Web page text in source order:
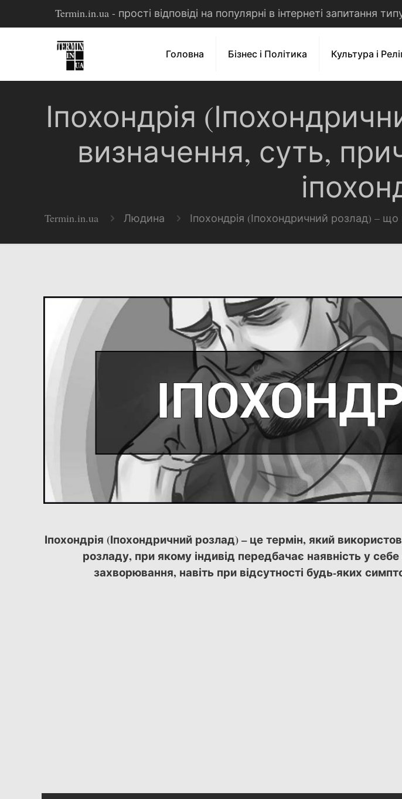
Termin.in.ua - прості відповіді на популярні в інтернеті
Головна Бізнес і Політика Культура і
Іпохондрія
визначення, суть,
Termin.in.ua Людина Іпохондрія (Іпохондричний розлад) –
Іпохондрія (Іпохондричний розлад) – це термін, який
розладу, при якому індивід передбачає наявність у
захворювання, навіть при відсутності будь-яких